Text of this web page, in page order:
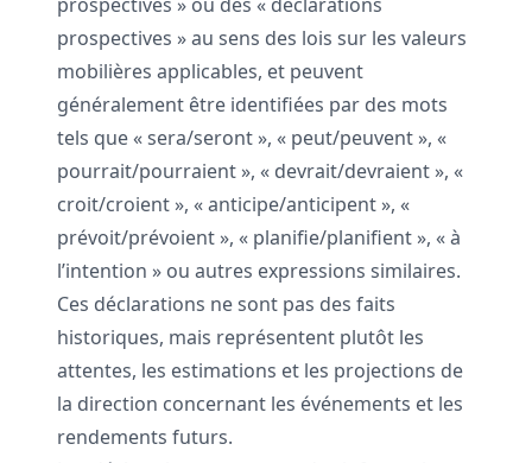
prospectives » au sens des lois sur les valeurs
mobilières applicables, et peuvent
généralement être identifiées par des mots
tels que « sera/seront », « peut/peuvent », «
pourrait/pourraient », « devrait/devraient », «
croit/croient », « anticipe/anticipent », «
prévoit/prévoient », « planifie/planifient », « à
l’intention » ou autres expressions similaires.
Ces déclarations ne sont pas des faits
historiques, mais représentent plutôt les
attentes, les estimations et les projections de
la direction concernant les événements et les
rendements futurs.